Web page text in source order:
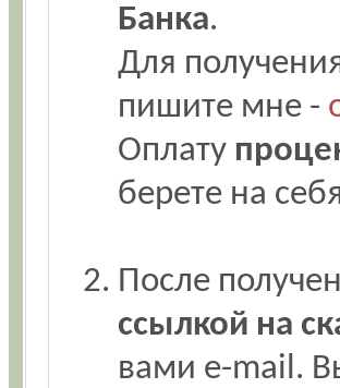
Банка.
Для
пишите мне -
Оплату
берете на
После
ссылкой на
вами e-mail.